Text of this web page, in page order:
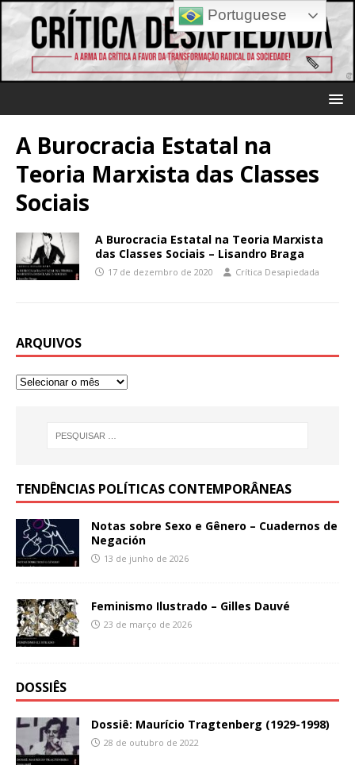
A Burocracia Estatal na
Teoria Marxista das Classes
Sociais
A Burocracia Estatal na Teoria Marxista
das Classes Sociais – Lisandro Braga
17 de dezembro de 2020 Crítica Desapiedada
ARQUIVOS
TENDÊNCIAS POLÍTICAS CONTEMPORÂNEAS
Notas sobre Sexo e Gênero – Cuadernos de
Negación
13 de junho de 2026
Feminismo Ilustrado – Gilles Dauvé
23 de março de 2026
DOSSIÊS
Dossiê: Maurício Tragtenberg (1929-1998)
28 de outubro de 2022
Portuguese